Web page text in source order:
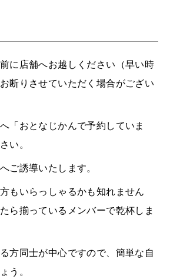
に店舗へお越しください（早い時
断りさせていただく場合がござい
「おとなじかんで予約していま
い。
ご誘導いたします。
もいらっしゃるかも知れません
ら揃っているメンバーで乾杯しま
方同士が中心ですので、簡単な自
う。